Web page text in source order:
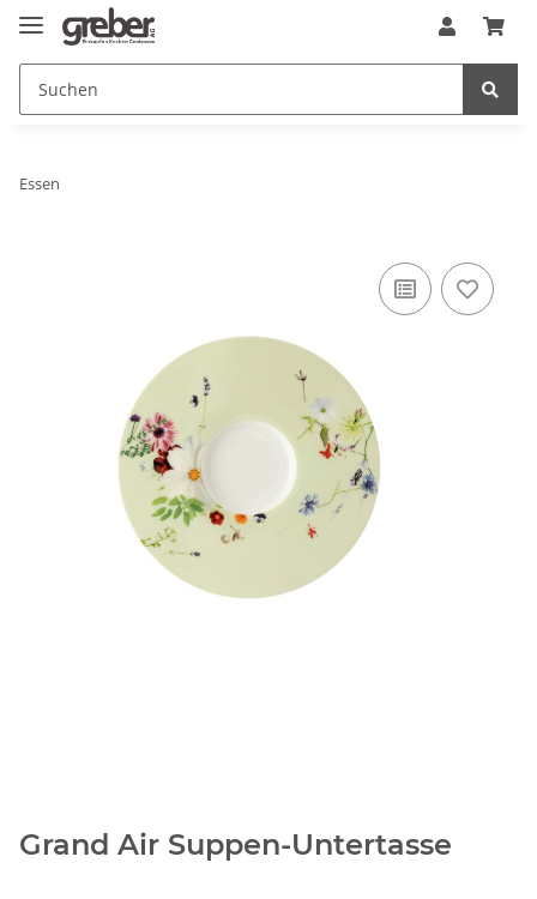
Essen
Grand Air Suppen-Untertasse